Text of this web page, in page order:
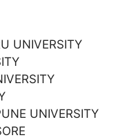
UNIVERSITY
UNIVERSITY